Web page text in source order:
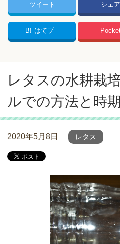
ツイート シェア
B! はてブ
レタスの水耕栽
ルでの方法と時
2020年5月8日 レタス